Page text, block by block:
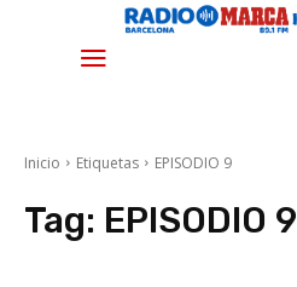
Inicio Etiquetas EPISODIO 9
Tag: EPISODIO 9